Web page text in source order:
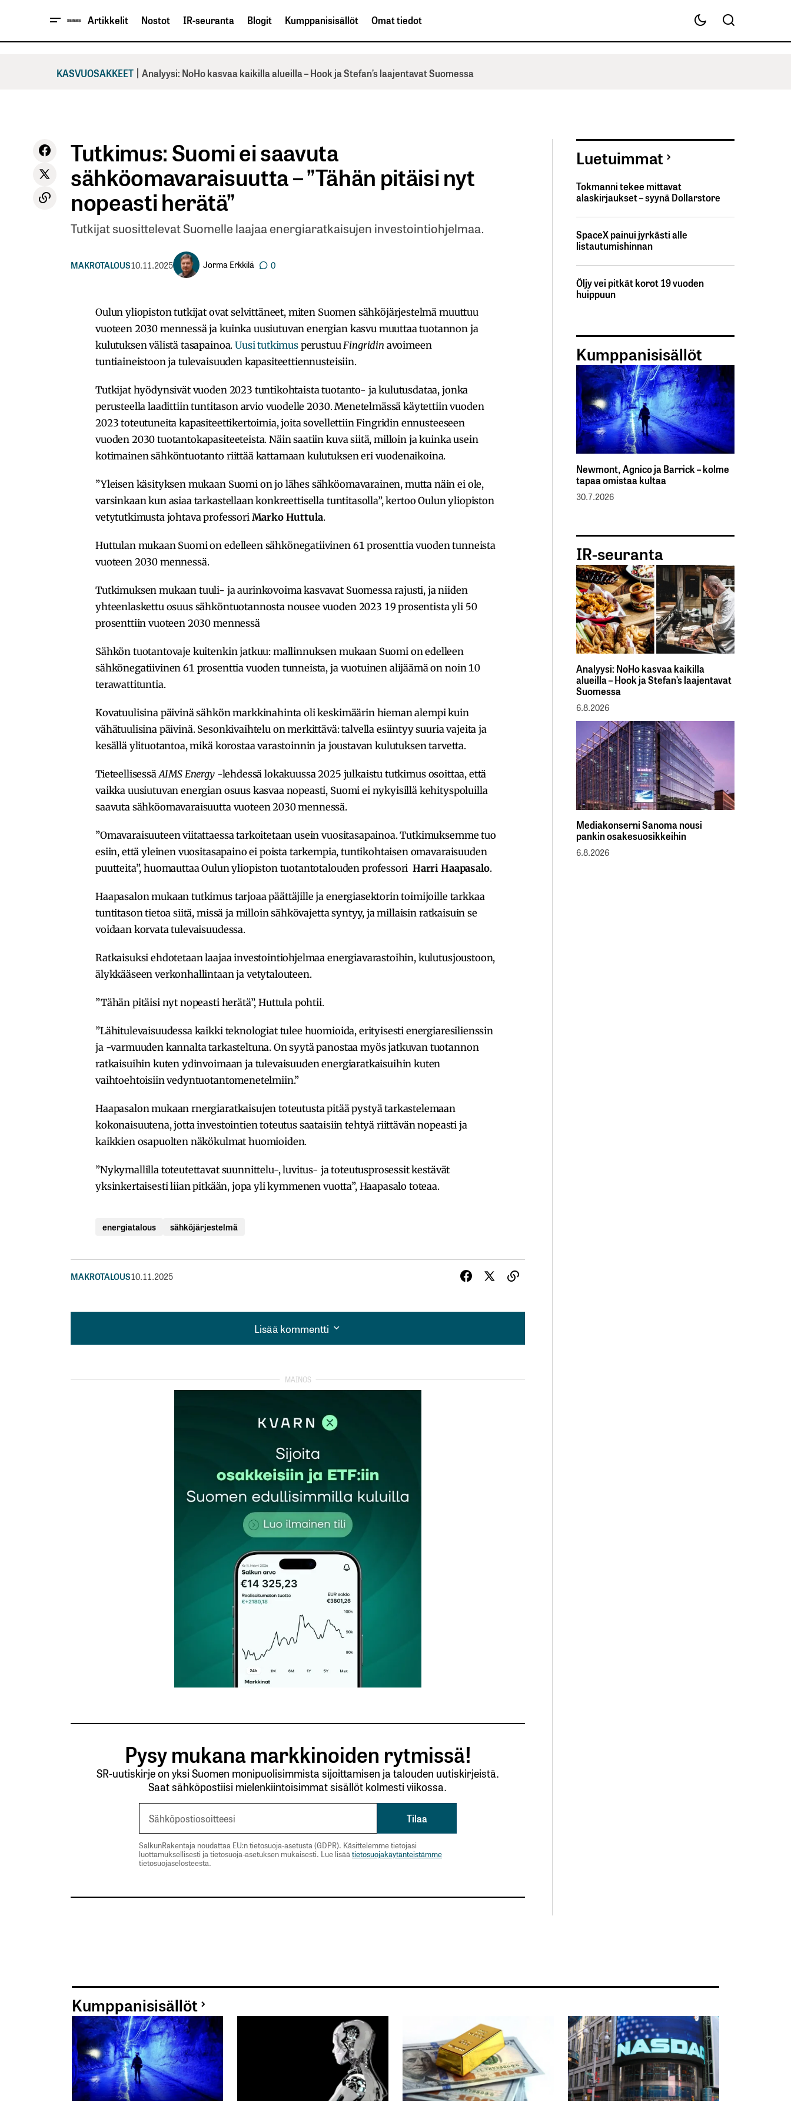
Artikkelit Nostot IR-seuranta Blogit Kumppanisisällöt Omat tiedot
KASVUOSAKKEET | Analyysi: NoHo kasvaa kaikilla alueilla – Hook ja Stefan’s laajentavat Suomessa
Tutkimus: Suomi ei saavuta
sähköomavaraisuutta – ”Tähän pitäisi nyt
nopeasti herätä”
Tutkijat suosittelevat Suomelle laajaa energiaratkaisujen investointiohjelmaa.
MAKROTALOUS10.11.2025 Jorma Erkkilä 0
Oulun yliopiston tutkijat ovat selvittäneet, miten Suomen sähköjärjestelmä muuttuu
vuoteen 2030 mennessä ja kuinka uusiutuvan energian kasvu muuttaa tuotannon ja
kulutuksen välistä tasapainoa.Uusi tutkimusperustuu Fingridin avoimeen
tuntiaineistoon ja tulevaisuuden kapasiteettiennusteisiin.
Tutkijat hyödynsivät vuoden 2023 tuntikohtaista tuotanto- ja kulutusdataa, jonka
perusteella laadittiin tuntitason arvio vuodelle 2030. Menetelmässä käytettiin vuoden
2023 toteutuneita kapasiteettikertoimia, joita sovellettiin Fingridin ennusteeseen
vuoden 2030 tuotantokapasiteeteista. Näin saatiin kuva siitä, milloin ja kuinka usein
kotimainen sähköntuotanto riittää kattamaan kulutuksen eri vuodenaikoina.
”Yleisen käsityksen mukaan Suomi on jo lähes sähköomavarainen, mutta näin ei ole,
varsinkaan kun asiaa tarkastellaan konkreettisella tuntitasolla”, kertoo Oulun yliopiston
vetytutkimusta johtava professori Marko Huttula.
Huttulan mukaan Suomi on edelleen sähkönegatiivinen 61 prosenttia vuoden tunneista
vuoteen 2030 mennessä.
Tutkimuksen mukaan tuuli- ja aurinkovoima kasvavat Suomessa rajusti, ja niiden
yhteenlaskettu osuus sähköntuotannosta nousee vuoden 2023 19 prosentista yli 50
prosenttiin vuoteen 2030 mennessä
Sähkön tuotantovaje kuitenkin jatkuu: mallinnuksen mukaan Suomi on edelleen
sähkönegatiivinen 61 prosenttia vuoden tunneista, ja vuotuinen alijäämä on noin 10
terawattituntia.
Kovatuulisina päivinä sähkön markkinahinta oli keskimäärin hieman alempi kuin
vähätuulisina päivinä. Sesonkivaihtelu on merkittävä: talvella esiintyy suuria vajeita ja
kesällä ylituotantoa, mikä korostaa varastoinnin ja joustavan kulutuksen tarvetta.
Tieteellisessä AIMS Energy -lehdessä lokakuussa 2025 julkaistu tutkimus osoittaa, että
vaikka uusiutuvan energian osuus kasvaa nopeasti, Suomi ei nykyisillä kehityspoluilla
saavuta sähköomavaraisuutta vuoteen 2030 mennessä.
”Omavaraisuuteen viitattaessa tarkoitetaan usein vuositasapainoa. Tutkimuksemme tuo
esiin, että yleinen vuositasapaino ei poista tarkempia, tuntikohtaisen omavaraisuuden
puutteita”, huomauttaa Oulun yliopiston tuotantotalouden professori Harri Haapasalo.
Haapasalon mukaan tutkimus tarjoaa päättäjille ja energiasektorin toimijoille tarkkaa
tuntitason tietoa siitä, missä ja milloin sähkövajetta syntyy, ja millaisin ratkaisuin se
voidaan korvata tulevaisuudessa.
Ratkaisuksi ehdotetaan laajaa investointiohjelmaa energiavarastoihin, kulutusjoustoon,
älykkääseen verkonhallintaan ja vetytalouteen.
”Tähän pitäisi nyt nopeasti herätä”, Huttula pohtii.
”Lähitulevaisuudessa kaikki teknologiat tulee huomioida, erityisesti energiaresilienssin
ja -varmuuden kannalta tarkasteltuna. On syytä panostaa myös jatkuvan tuotannon
ratkaisuihin kuten ydinvoimaan ja tulevaisuuden energiaratkaisuihin kuten
vaihtoehtoisiin vedyntuotantomenetelmiin.”
Haapasalon mukaan rnergiaratkaisujen toteutusta pitää pystyä tarkastelemaan
kokonaisuutena, jotta investointien toteutus saataisiin tehtyä riittävän nopeasti ja
kaikkien osapuolten näkökulmat huomioiden.
”Nykymallilla toteutettavat suunnittelu-, luvitus- ja toteutusprosessit kestävät
yksinkertaisesti liian pitkään, jopa yli kymmenen vuotta”, Haapasalo toteaa.
energiatalous sähköjärjestelmä
MAKROTALOUS10.11.2025
Lisää kommentti
Lisää kommentti
Pakolliset kentät on merkitty
Sähköpostiosoitteesi
Pysy mukana markkinoiden rytmissä!
SR-uutiskirje on yksi Suomen monipuolisimmista sijoittamisen ja talouden uutiskirjeistä.
Saat sähköpostiisi mielenkiintoisimmat sisällöt kolmesti viikossa.
SalkunRakentaja noudattaa EU:n tietosuoja-asetusta (GDPR). Käsittelemme tietojasi
luottamuksellisesti ja tietosuoja-asetuksen mukaisesti. Lue lisäätietosuojakäytänteistämme
tietosuojaselosteesta.
Luetuimmat
Tokmanni tekee mittavat
alaskirjaukset – syynä Dollarstore
SpaceX painui jyrkästi alle
listautumishinnan
Öljy vei pitkät korot 19 vuoden
huippuun
Kumppanisisällöt
Newmont, Agnico ja Barrick – kolme
tapaa omistaa kultaa
30.7.2026
IR-seuranta
Analyysi: NoHo kasvaa kaikilla
alueilla – Hook ja Stefan’s laajentavat
Suomessa
6.8.2026
Mediakonserni Sanoma nousi
pankin osakesuosikkeihin
6.8.2026
Kumppanisisällöt